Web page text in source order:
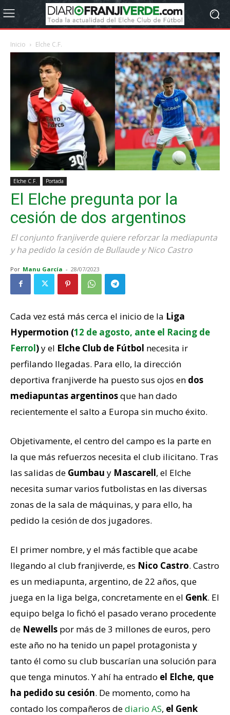
Inicio Elche C.F.
Elche C.F. Portada
El Elche pregunta por la
cesión de dos argentinos
El conjunto franjiverde quiere reforzar la mediapunta
y ha pedido la cesión de Bullaude y Nico Castro
Por Manu García - 28/07/2023
Cada vez está más cerca el inicio de la Liga
Hypermotion (12 de agosto, ante el Racing de
Ferrol)y el Elche Club de Fútbol necesita ir
perfilando llegadas. Para ello, la dirección
deportiva franjiverde ha puesto sus ojos en dos
mediapuntas argentinosque han dado
recientemente el salto a Europa sin mucho éxito.
Objetivamente, el centro del campo es la parte en
la que más refuerzos necesita el club ilicitano. Tras
las salidas de Gumbau y Mascarell, el Elche
necesita sumar varios futbolistas en las diversas
zonas de la sala de máquinas, y para ello, ha
pedido la cesión de dos jugadores.
El primer nombre, y el más factible que acabe
llegando al club franjiverde, es Nico Castro. Castro
es un mediapunta, argentino, de 22 años, que
juega en la liga belga, concretamente en el Genk. El
equipo belga lo fichó el pasado verano procedente
de Newells por más de 3 millones de euros, pero
este año no ha tenido un papel protagonista y
tanto él como su club buscarían una solución para
que tenga minutos. Y ahí ha entrado el Elche, que
ha pedido su cesión. De momento, como ha
contado los compañeros dediario AS, el Genk